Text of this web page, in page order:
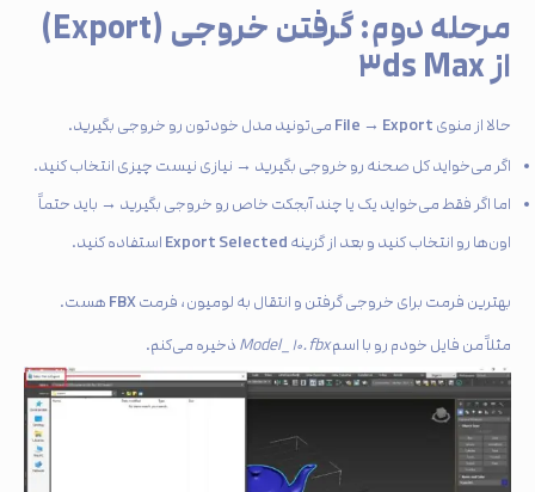
مرحله دوم: گرفتن خروجی (Export)
از ۳ds Max
حالا از منوی File → Export می‌تونید مدل خودتون رو خروجی بگیرید.
اگر می‌خواید کل صحنه رو خروجی بگیرید → نیازی نیست چیزی انتخاب کنید.
اما اگر فقط می‌خواید یک یا چند آبجکت خاص رو خروجی بگیرید → باید حتماً
اون‌ها رو انتخاب کنید و بعد از گزینه Export Selected استفاده کنید.
بهترین فرمت برای خروجی گرفتن و انتقال به لومیون، فرمتFBX هست.
مثلاً من فایل خودم رو با اسمModel_۱۰.fbx ذخیره می‌کنم.